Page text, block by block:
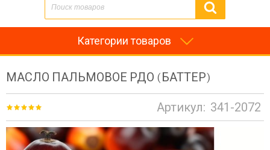
Категории товаров
МАСЛО ПАЛЬМОВОЕ РДО (БАТТЕР)
Артикул: 341-2072